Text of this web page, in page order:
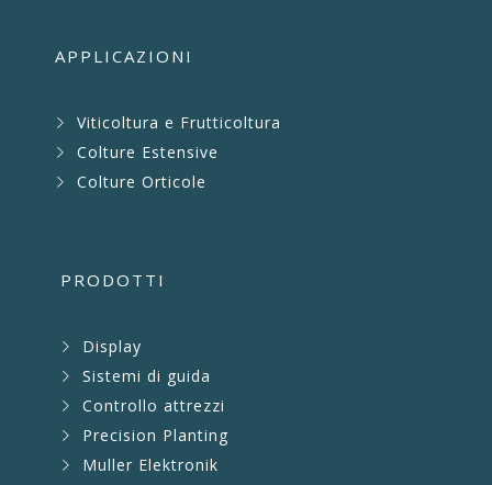
APPLICAZIONI
Viticoltura e Frutticoltura
Colture Estensive
Colture Orticole
PRODOTTI
Display
Sistemi di guida
Controllo attrezzi
Precision Planting
Muller Elektronik